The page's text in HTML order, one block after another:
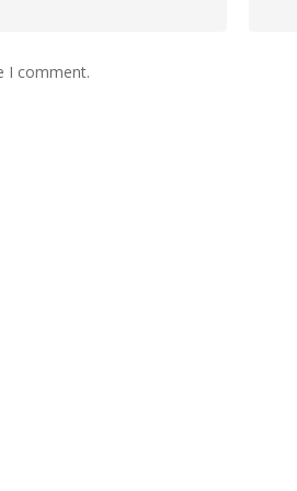
I comment.